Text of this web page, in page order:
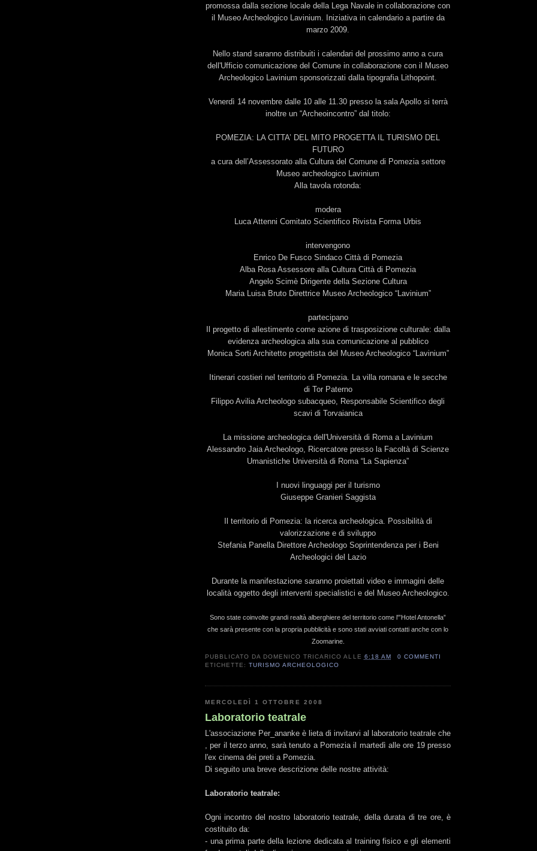
promossa dalla sezione locale della Lega Navale in collaborazione con
il Museo Archeologico Lavinium. Iniziativa in calendario a partire da
marzo 2009.
Nello stand saranno distribuiti i calendari del prossimo anno a cura
dell'Ufficio comunicazione del Comune in collaborazione con il Museo
Archeologico Lavinium sponsorizzati dalla tipografia Lithopoint.
Venerdì 14 novembre dalle 10 alle 11.30 presso la sala Apollo si terrà
inoltre un “Archeoincontro” dal titolo:
POMEZIA: LA CITTA’ DEL MITO PROGETTA IL TURISMO DEL
FUTURO
a cura dell’Assessorato alla Cultura del Comune di Pomezia settore
Museo archeologico Lavinium
Alla tavola rotonda:
modera
Luca Attenni Comitato Scientifico Rivista Forma Urbis
intervengono
Enrico De Fusco Sindaco Città di Pomezia
Alba Rosa Assessore alla Cultura Città di Pomezia
Angelo Scimè Dirigente della Sezione Cultura
Maria Luisa Bruto Direttrice Museo Archeologico “Lavinium”
partecipano
Il progetto di allestimento come azione di trasposizione culturale: dalla
evidenza archeologica alla sua comunicazione al pubblico
Monica Sorti Architetto progettista del Museo Archeologico “Lavinium”
Itinerari costieri nel territorio di Pomezia. La villa romana e le secche
di Tor Paterno
Filippo Avilia Archeologo subacqueo, Responsabile Scientifico degli
scavi di Torvaianica
La missione archeologica dell'Università di Roma a Lavinium
Alessandro Jaia Archeologo, Ricercatore presso la Facoltà di Scienze
Umanistiche Università di Roma “La Sapienza”
I nuovi linguaggi per il turismo
Giuseppe Granieri Saggista
Il territorio di Pomezia: la ricerca archeologica. Possibilità di
valorizzazione e di sviluppo
Stefania Panella Direttore Archeologo Soprintendenza per i Beni
Archeologici del Lazio
Durante la manifestazione saranno proiettati video e immagini delle
località oggetto degli interventi specialistici e del Museo Archeologico.
Sono state coinvolte grandi realtà alberghiere del territorio come l'”Hotel Antonella”
che sarà presente con la propria pubblicità e sono stati avviati contatti anche con lo
Zoomarine.
PUBBLICATO DA DOMENICO TRICARICO ALLE 6:18 AM
0 COMMENTI
ETICHETTE:TURISMO ARCHEOLOGICO
MERCOLEDÌ 1 OTTOBRE 2008
Laboratorio teatrale
L'associazione Per_ananke è lieta di invitarvi al laboratorio teatrale che
, per il terzo anno, sarà tenuto a Pomezia il martedì alle ore 19 presso
l'ex cinema dei preti a Pomezia.
Di seguito una breve descrizione delle nostre attività:
Laboratorio teatrale:
Ogni incontro del nostro laboratorio teatrale, della durata di tre ore, è
costituito da:
- una prima parte della lezione dedicata al training fisico e gli elementi